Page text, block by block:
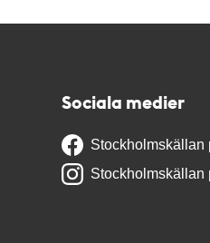
Sociala medier
Stockholmskällan
Stockholmskällan